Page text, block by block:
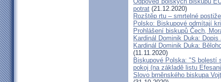
potrat (21.12.2020)
Rozštěp rtu – smrtelné
Polsko: Biskupové odmítají
Prohlášení biskupů Čech,
Kardinál Dominik Duka:
Kardinál Dominik Duka:
(11.11.2020)
Biskupové Polska: "S bolestí
pokoj (na základě listu
Slovo brněnského biskupa